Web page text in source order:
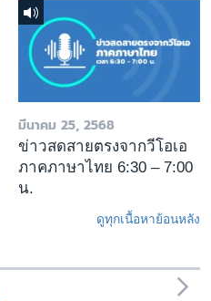
มีนาคม 25, 2568
ข่าวสดสายตรงจากวีโอเอ
ภาคภาษาไทย 6:30 – 7:00
น.
ดูทุกเนื้อหาย้อนหลัง